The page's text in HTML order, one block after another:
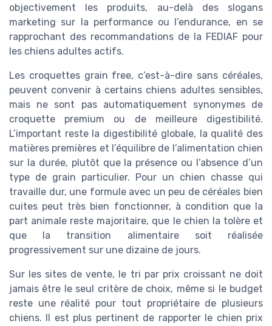
objectivement les produits, au-delà des slogans
marketing sur la performance ou l’endurance, en se
rapprochant des recommandations de la FEDIAF pour
les chiens adultes actifs.
Les croquettes grain free, c’est-à-dire sans céréales,
peuvent convenir à certains chiens adultes sensibles,
mais ne sont pas automatiquement synonymes de
croquette premium ou de meilleure digestibilité.
L’important reste la digestibilité globale, la qualité des
matières premières et l’équilibre de l’alimentation chien
sur la durée, plutôt que la présence ou l’absence d’un
type de grain particulier. Pour un chien chasse qui
travaille dur, une formule avec un peu de céréales bien
cuites peut très bien fonctionner, à condition que la
part animale reste majoritaire, que le chien la tolère et
que la transition alimentaire soit réalisée
progressivement sur une dizaine de jours.
Sur les sites de vente, le tri par prix croissant ne doit
jamais être le seul critère de choix, même si le budget
reste une réalité pour tout propriétaire de plusieurs
chiens. Il est plus pertinent de rapporter le chien prix